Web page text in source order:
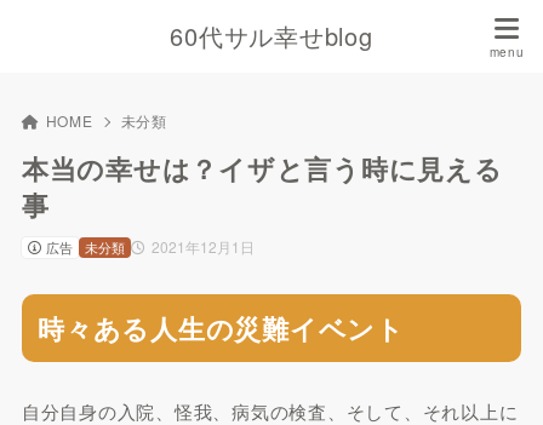
60代サル幸せblog
HOME 未分類
本当の幸せは？イザと言う時に見える
事
広告 2021年12月1日
未分類
時々ある人生の災難イベント
自分自身の入院、怪我、病気の検査、そして、それ以上に